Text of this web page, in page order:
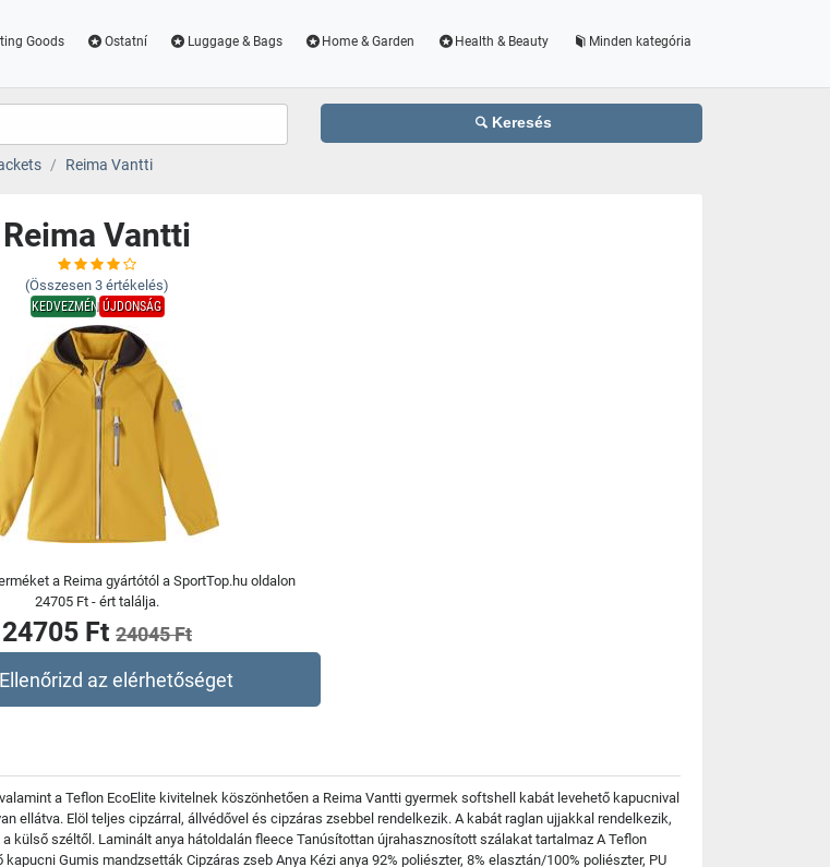
Goods Ostatní Luggage & Bags Home & Garden Health & Beauty Minden kategória
Keresés
Reima Vantti
Reima Vantti
(Összesen 3 értékelés)
KEDVEZMÉNYÚJDONSÁG
a Reima gyártótól a SportTop.hu oldalon
24705 Ft - ért találja.
24705 Ft 24045 Ft
Ellenőrizd az elérhetőséget
a Teflon EcoElite kivitelnek köszönhetően a Reima Vantti gyermek softshell kabát levehető kapucnival
ellátva. Elöl teljes cipzárral, állvédővel és cipzáras zsebbel rendelkezik. A kabát raglan ujjakkal rendelkezik,
külső széltől. Laminált anya hátoldalán fleece Tanúsítottan újrahasznosított szálakat tartalmaz A Teflon
Gumis mandzsetták Cipzáras zseb Anya Kézi anya 92% poliészter, 8% elasztán/100% poliészter, PU